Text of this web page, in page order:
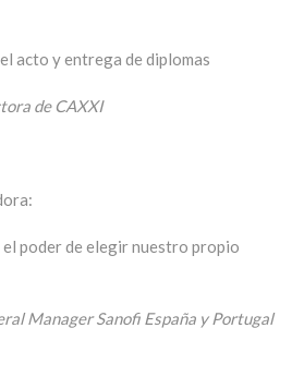
acto y entrega de diplomas
de CAXXI
el poder de elegir nuestro propio
Manager Sanofi España y Portugal